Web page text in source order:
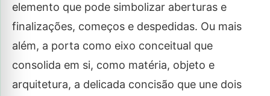
elemento que pode simbolizar aberturas e
finalizações, começos e despedidas. Ou mais
além, a porta como eixo conceitual que
consolida em si, como matéria, objeto e
arquitetura, a delicada concisão que une dois